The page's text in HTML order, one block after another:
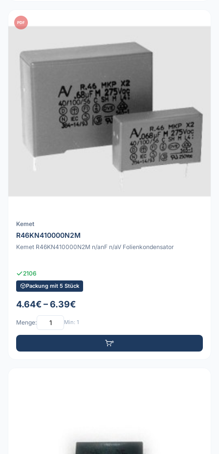
PDF
Kemet
R46KN410000N2M
Kemet R46KN410000N2M n/anF n/aV Folienkondensator
2106
Packung mit 5 Stück
4.64€ – 6.39€
Menge: Min: 1